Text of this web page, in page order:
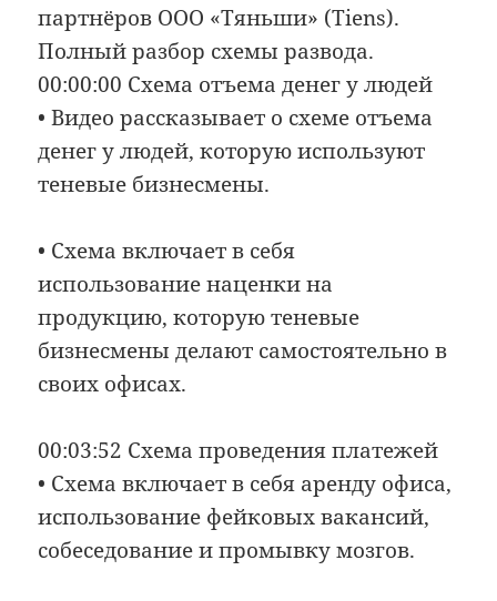
партнёров ООО «Тяньши» (Tiens).
Полный разбор схемы развода.
00:00:00 Схема отъема денег у людей
• Видео рассказывает о схеме отъема
денег у людей, которую используют
теневые бизнесмены.
• Схема включает в себя
использование наценки на
продукцию, которую теневые
бизнесмены делают самостоятельно в
своих офисах.
00:03:52 Схема проведения платежей
• Схема включает в себя аренду офиса,
использование фейковых вакансий,
собеседование и промывку мозгов.